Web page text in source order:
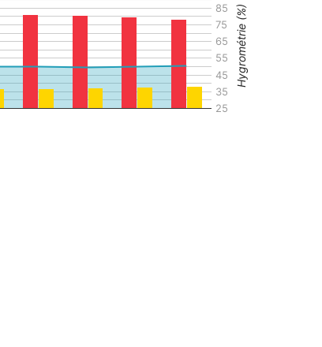
25
35
45
55
65
75
85 Hygrométrie (%)